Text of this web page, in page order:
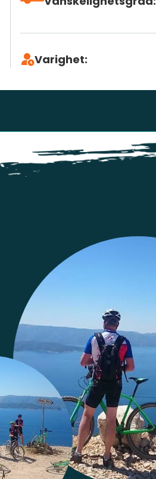
Varighet: